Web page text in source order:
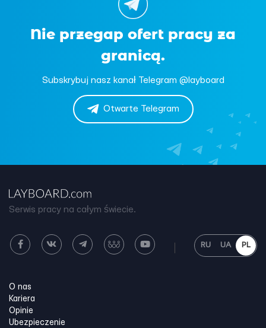
Nie przegap ofert pracy za
granicą.
Subskrybuj nasz kanał Telegram @layboard
Otwarte Telegram
Serwis pracy na całym świecie.
RU UA PL
O nas
Kariera
Opinie
Ubezpieczenie